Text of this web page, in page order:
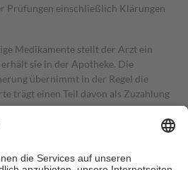
Prüfungen einschließlich Klärungen
Medikamente stellt der Arzt ein
sie in der Apotheke. Die
übernimmt in der Regel die
trägt einen Teil davon als Zuzahlung
Zuzahlungen in Höhe von zehn
jedoch nie mehr als die tatsächlichen